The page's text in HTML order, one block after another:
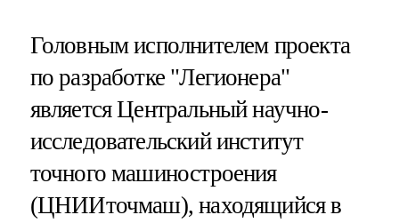
Головным исполнителем проекта
по разработке "Легионера"
является Центральный научно-
исследовательский институт
точного машиностроения
(ЦНИИточмаш), находящийся в